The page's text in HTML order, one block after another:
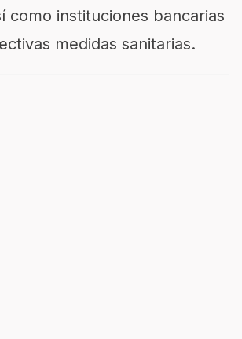
como instituciones bancarias
medidas sanitarias.